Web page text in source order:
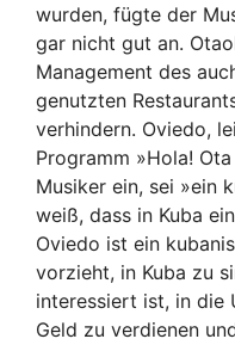
wurden, fügte der
gar nicht gut an.
Management des
genutzten
verhindern. Oviedo,
Programm »Hola!
Musiker ein, sei »ein
weiß, dass in Kuba
Oviedo ist ein
vorzieht, in Kuba zu
interessiert ist, in die
Geld zu verdienen